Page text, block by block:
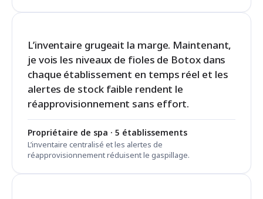
L’inventaire grugeait la marge. Maintenant,
je vois les niveaux de fioles de Botox dans
chaque établissement en temps réel et les
alertes de stock faible rendent le
réapprovisionnement sans effort.
Propriétaire de spa · 5 établissements
L’inventaire centralisé et les alertes de
réapprovisionnement réduisent le gaspillage.